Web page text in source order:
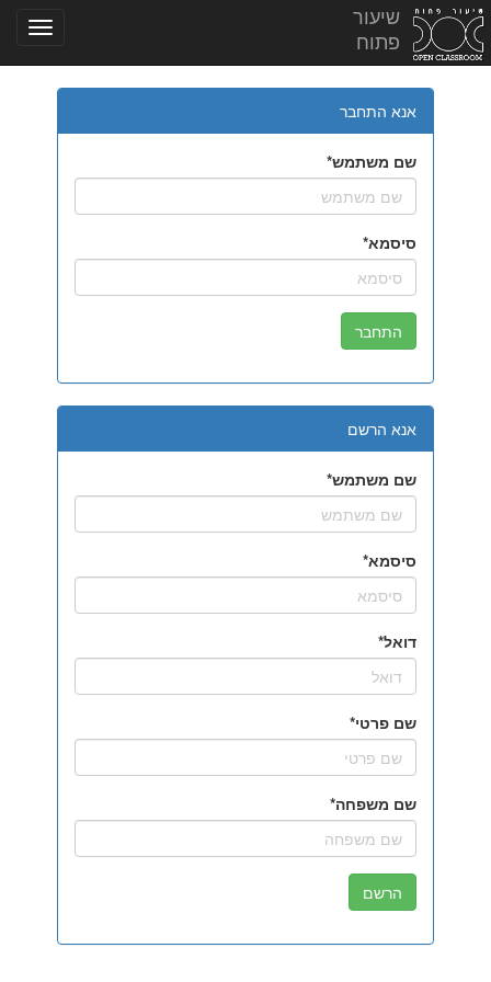
שיעור
פתוח
אנא התחבר
שם משתמש
סיסמא
אנא הרשם
שם משתמש
סיסמא
דואל
שם פרטי
שם משפחה